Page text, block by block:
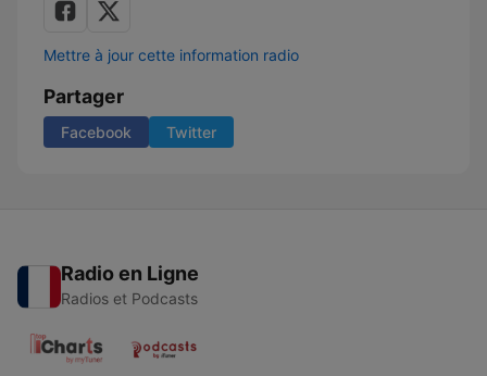
Mettre à jour cette information radio
Partager
Facebook Twitter
Radio en Ligne
Radios et Podcasts